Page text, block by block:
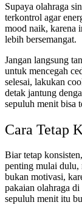
Supaya olahraga
terkontrol agar
mood naik, karena
lebih bersemangat.
Jangan langsung
untuk mencegah
selesai, lakukan
detak jantung
sepuluh menit bisa
Cara Tetap
Biar tetap
penting mulai dulu,
bukan motivasi,
pakaian olahraga
sepuluh menit itu